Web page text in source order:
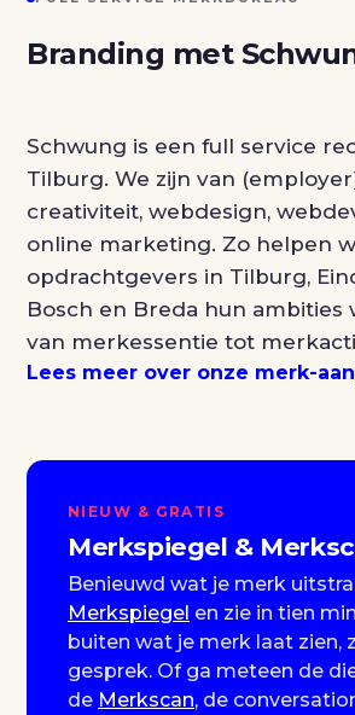
Branding met
Schwung is een full service
Tilburg. We zijn van
creativiteit, webdesign,
online marketing. Zo helpen
opdrachtgevers in Tilburg,
Bosch en Breda hun ambities
van merkessentie tot
Lees meer over onze merk-
NIEUW & GRATIS
Merkspiegel &
Benieuwd wat je merk
Merkspiegel en zie in tien
buiten wat je merk laat zien,
gesprek. Of ga meteen de
de Merkscan, de